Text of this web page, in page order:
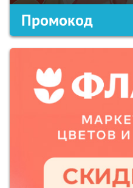
Промокод